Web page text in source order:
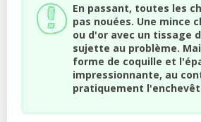
En passant, toutes les
pas nouées. Une mince
ou d'or avec un tissage
sujette au problème.
forme de coquille et
impressionnante, au
pratiquement